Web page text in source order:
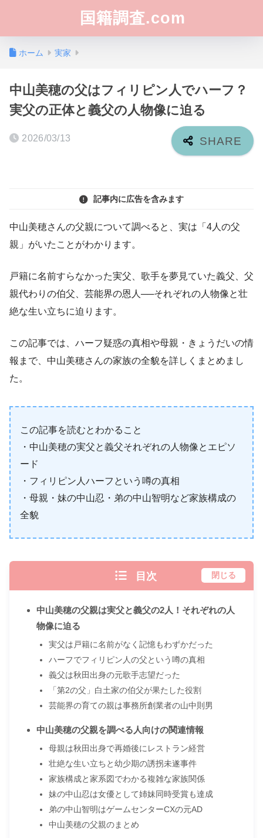
国籍調査.com
ホーム 実家
中山美穂の父はフィリピン人でハーフ？
実父の正体と義父の人物像に迫る
2026/03/13
記事内に広告を含みます
中山美穂さんの父親について調べると、実は「4人の父
親」がいたことがわかります。
戸籍に名前すらなかった実父、歌手を夢見ていた義父、父
親代わりの伯父、芸能界の恩人──それぞれの人物像と壮
絶な生い立ちに迫ります。
この記事では、ハーフ疑惑の真相や母親・きょうだいの情
報まで、中山美穂さんの家族の全貌を詳しくまとめまし
た。
この記事を読むとわかること
・中山美穂の実父と義父それぞれの人物像とエピソ
ード
・フィリピン人ハーフという噂の真相
・母親・妹の中山忍・弟の中山智明など家族構成の
全貌
目次 閉じる
中山美穂の父親は実父と義父の2人！それぞれの人
物像に迫る
実父は戸籍に名前がなく記憶もわずかだった
ハーフでフィリピン人の父という噂の真相
義父は秋田出身の元歌手志望だった
「第2の父」白土家の伯父が果たした役割
芸能界の育ての親は事務所創業者の山中則男
中山美穂の父親を調べる人向けの関連情報
母親は秋田出身で再婚後にレストラン経営
壮絶な生い立ちと幼少期の誘拐未遂事件
家族構成と家系図でわかる複雑な家族関係
妹の中山忍は女優として姉妹同時受賞も達成
弟の中山智明はゲームセンターCXの元AD
中山美穂の父親のまとめ